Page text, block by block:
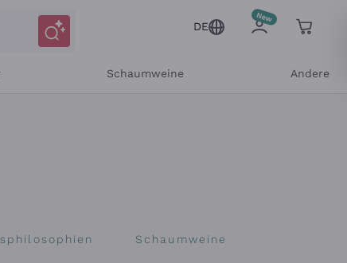
DE
Schaumweine Andere
Schaumweine